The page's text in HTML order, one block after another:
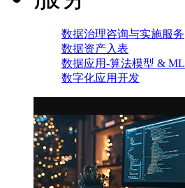
数据治理咨询与实施服务
数据资产入表
数据应用-算法模型 & ML
数字化应用开发